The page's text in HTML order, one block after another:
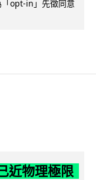
opt-in」先徵同意
近物理極限